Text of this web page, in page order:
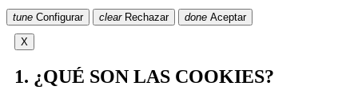
tune Configurar clear Rechazar done Aceptar
X
1. ¿QUÉ SON LAS COOKIES?